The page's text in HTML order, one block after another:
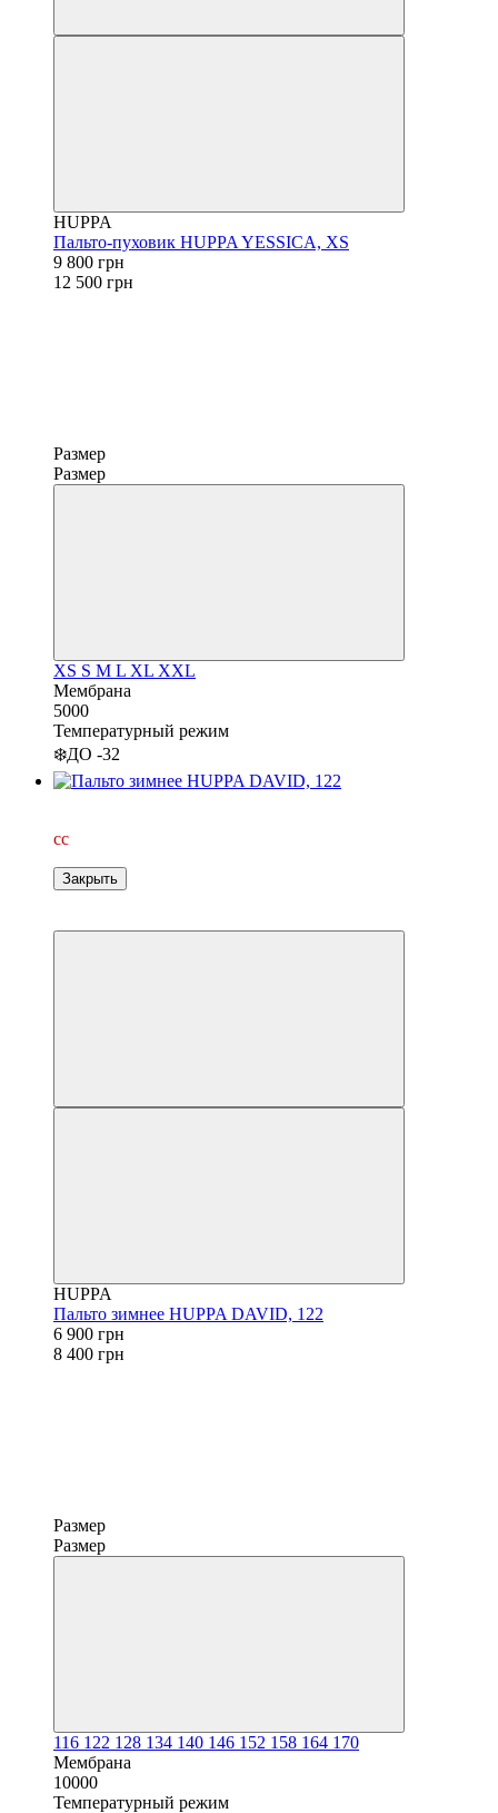
HUPPA
Пальто-пуховик HUPPA YESSICA, XS
9 800 грн
12 500 грн
Размер
Размер
XS S M L XL XXL
Мембрана
5000
Температурный режим
❄️ДО -32
cc
Закрыть
HUPPA
Пальто зимнее HUPPA DAVID, 122
6 900 грн
8 400 грн
Размер
Размер
116 122 128 134 140 146 152 158 164 170
Мембрана
10000
Температурный режим